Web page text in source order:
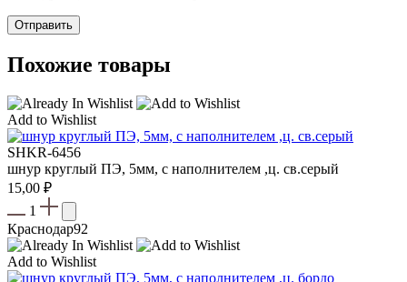
Похожие товары
Add to Wishlist
SHKR-6456
шнур круглый ПЭ, 5мм, с наполнителем ,ц. св.серый
15,00 ₽
1
Краснодар92
Add to Wishlist